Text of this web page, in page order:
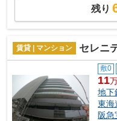
残り
賃貸 | マンション セレニ
敷0
11
地下
東海
阪急